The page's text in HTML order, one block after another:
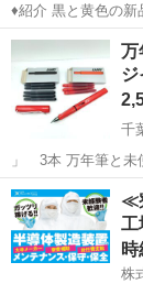
♦︎紹介 黒と黄色の新
どで購入…
兵庫 尼崎市
ジ
千
」 3本 万年筆と
しました…
千葉 流山市
≪
工
時
株